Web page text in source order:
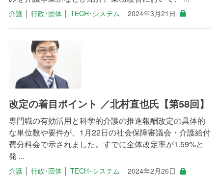
介護│ 行政･団体│ TECH･システム 2024年3月21日
改定の着目ポイント ／北村直也氏【第58回】
専門職の有効活用と科学的介護の推進報酬改定の具体的
な単位数や要件が、1月22日の社会保障審議会・介護給付
費分科会で示されました。すでに全体改定率が1.59%と
発 ...
介護│ 行政･団体│ TECH･システム 2024年2月26日